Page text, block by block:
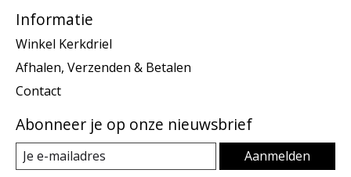
Informatie
Winkel Kerkdriel
Afhalen, Verzenden & Betalen
Contact
Abonneer je op onze nieuwsbrief
Aanmelden